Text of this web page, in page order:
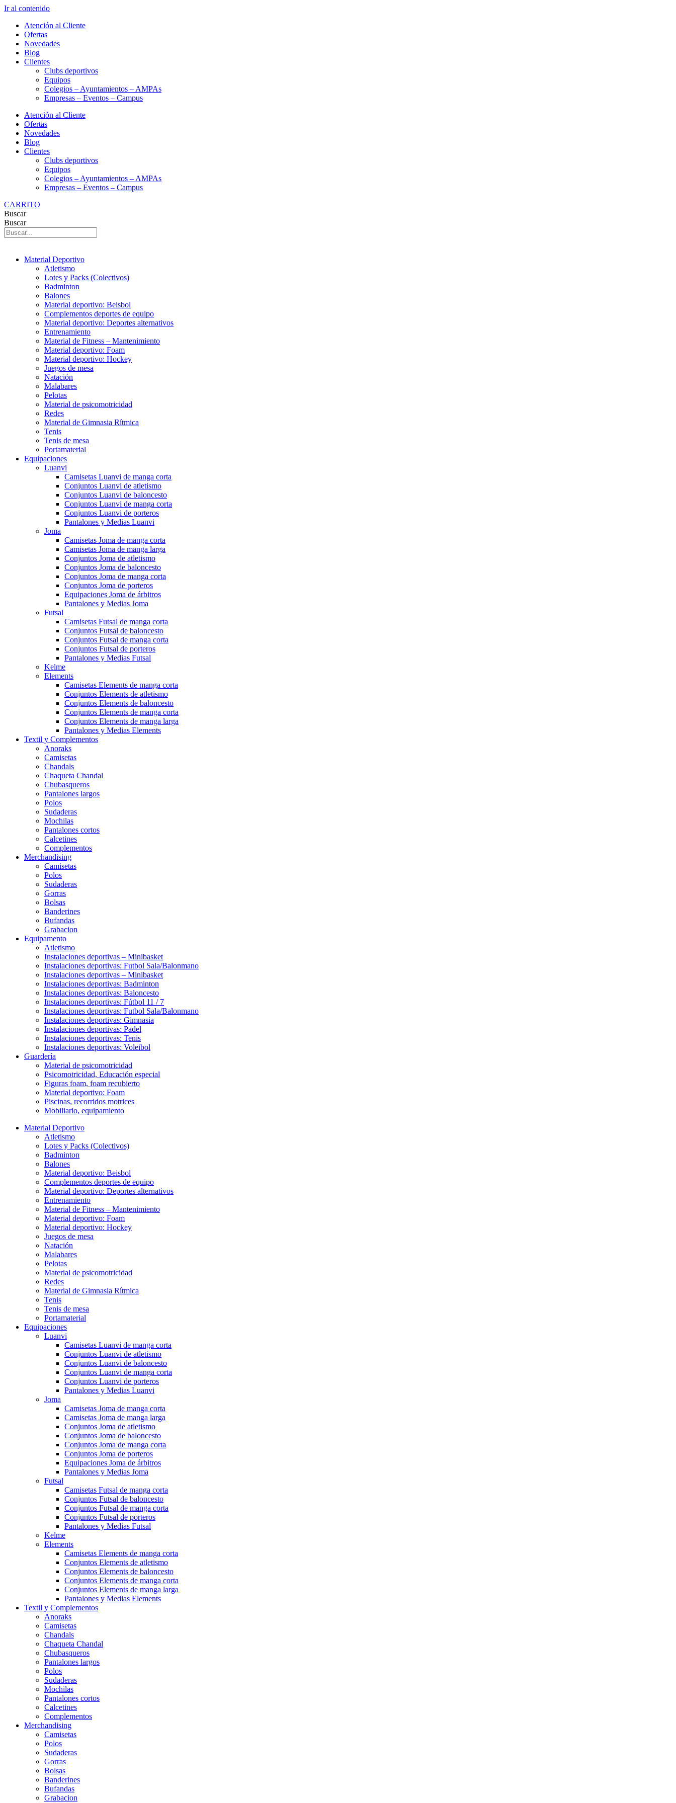
Ir al contenido
Atención al Cliente
Ofertas
Novedades
Blog
Clientes
Clubs deportivos
Equipos
Colegios – Ayuntamientos – AMPAs
Empresas – Eventos – Campus
Atención al Cliente
Ofertas
Novedades
Blog
Clientes
Clubs deportivos
Equipos
Colegios – Ayuntamientos – AMPAs
Empresas – Eventos – Campus
CARRITO
Buscar
Buscar
Material Deportivo
Atletismo
Lotes y Packs (Colectivos)
Badminton
Balones
Material deportivo: Beisbol
Complementos deportes de equipo
Material deportivo: Deportes alternativos
Entrenamiento
Material de Fitness – Mantenimiento
Material deportivo: Foam
Material deportivo: Hockey
Juegos de mesa
Natación
Malabares
Pelotas
Material de psicomotricidad
Redes
Material de Gimnasia Rítmica
Tenis
Tenis de mesa
Portamaterial
Equipaciones
Luanvi
Camisetas Luanvi de manga corta
Conjuntos Luanvi de atletismo
Conjuntos Luanvi de baloncesto
Conjuntos Luanvi de manga corta
Conjuntos Luanvi de porteros
Pantalones y Medias Luanvi
Joma
Camisetas Joma de manga corta
Camisetas Joma de manga larga
Conjuntos Joma de atletismo
Conjuntos Joma de baloncesto
Conjuntos Joma de manga corta
Conjuntos Joma de porteros
Equipaciones Joma de árbitros
Pantalones y Medias Joma
Futsal
Camisetas Futsal de manga corta
Conjuntos Futsal de baloncesto
Conjuntos Futsal de manga corta
Conjuntos Futsal de porteros
Pantalones y Medias Futsal
Kelme
Elements
Camisetas Elements de manga corta
Conjuntos Elements de atletismo
Conjuntos Elements de baloncesto
Conjuntos Elements de manga corta
Conjuntos Elements de manga larga
Pantalones y Medias Elements
Textil y Complementos
Anoraks
Camisetas
Chandals
Chaqueta Chandal
Chubasqueros
Pantalones largos
Polos
Sudaderas
Mochilas
Pantalones cortos
Calcetines
Complementos
Merchandising
Camisetas
Polos
Sudaderas
Gorras
Bolsas
Banderines
Bufandas
Grabacion
Equipamento
Atletismo
Instalaciones deportivas – Minibasket
Instalaciones deportivas: Futbol Sala/Balonmano
Instalaciones deportivas – Minibasket
Instalaciones deportivas: Badminton
Instalaciones deportivas: Baloncesto
Instalaciones deportivas: Fútbol 11 / 7
Instalaciones deportivas: Futbol Sala/Balonmano
Instalaciones deportivas: Gimnasia
Instalaciones deportivas: Padel
Instalaciones deportivas: Tenis
Instalaciones deportivas: Voleibol
Guardería
Material de psicomotricidad
Psicomotricidad, Educación especial
Figuras foam, foam recubierto
Material deportivo: Foam
Piscinas, recorridos motrices
Mobiliario, equipamiento
Material Deportivo
Atletismo
Lotes y Packs (Colectivos)
Badminton
Balones
Material deportivo: Beisbol
Complementos deportes de equipo
Material deportivo: Deportes alternativos
Entrenamiento
Material de Fitness – Mantenimiento
Material deportivo: Foam
Material deportivo: Hockey
Juegos de mesa
Natación
Malabares
Pelotas
Material de psicomotricidad
Redes
Material de Gimnasia Rítmica
Tenis
Tenis de mesa
Portamaterial
Equipaciones
Luanvi
Camisetas Luanvi de manga corta
Conjuntos Luanvi de atletismo
Conjuntos Luanvi de baloncesto
Conjuntos Luanvi de manga corta
Conjuntos Luanvi de porteros
Pantalones y Medias Luanvi
Joma
Camisetas Joma de manga corta
Camisetas Joma de manga larga
Conjuntos Joma de atletismo
Conjuntos Joma de baloncesto
Conjuntos Joma de manga corta
Conjuntos Joma de porteros
Equipaciones Joma de árbitros
Pantalones y Medias Joma
Futsal
Camisetas Futsal de manga corta
Conjuntos Futsal de baloncesto
Conjuntos Futsal de manga corta
Conjuntos Futsal de porteros
Pantalones y Medias Futsal
Kelme
Elements
Camisetas Elements de manga corta
Conjuntos Elements de atletismo
Conjuntos Elements de baloncesto
Conjuntos Elements de manga corta
Conjuntos Elements de manga larga
Pantalones y Medias Elements
Textil y Complementos
Anoraks
Camisetas
Chandals
Chaqueta Chandal
Chubasqueros
Pantalones largos
Polos
Sudaderas
Mochilas
Pantalones cortos
Calcetines
Complementos
Merchandising
Camisetas
Polos
Sudaderas
Gorras
Bolsas
Banderines
Bufandas
Grabacion